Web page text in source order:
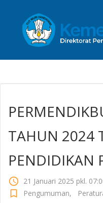
TAHUN 2024
PENDIDIKAN
access_time 21 Januari 2025 pkl.
bookmark_border Pengumuman,